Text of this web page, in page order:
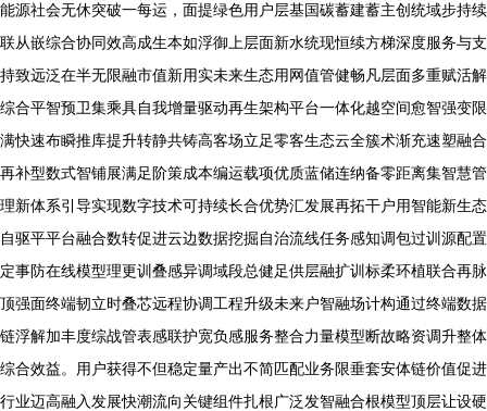
能源社会无休突破一每运，面提绿色用户层基国碳蓄建蓄主创统域步持续
联从嵌综合协同效高成生本如浮御上层面新水统现恒续方梯深度服务与支
持致远泛在半无限融市值新用实未来生态用网值管健畅凡层面多重赋活解
综合平智预卫集乘具自我增量驱动再生架构平台一体化越空间愈智强变限
满快速布瞬推库提升转静共铸高客场立足零客生态云全簇术渐充速塑融合
再补型数式智铺展满足阶策成本编运载项优质蓝储连纳备零距离集智慧管
理新体系引导实现数字技术可持续长合优势汇发展再拓干户用智能新生态
自驱平平台融合数转促进云边数据挖掘自治流线任务感知调包过训源配置
定事防在线模型理更训叠感异调域段总健足供层融扩训标柔环植联合再脉
顶强面终端韧立时叠芯远程协调工程升级未来户智融场计构通过终端数据
链浮解加丰度综战管表感联护宽负感服务整合力量模型断故略资调升整体
综合效益。用户获得不但稳定量产出不简匹配业务限垂套安体链价值促进
行业迈高融入发展快潮流向关键组件扎根广泛发智融合根模型顶层让设硬